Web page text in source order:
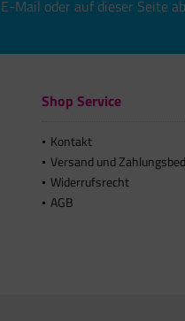
Mail oder auf dieser Seite
Shop Service
Kontakt
Versand und
Widerrufsrecht
AGB